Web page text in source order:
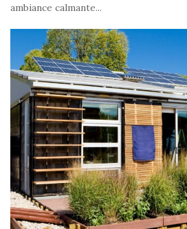
ambiance calmante...